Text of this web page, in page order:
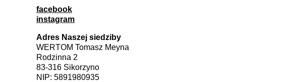
facebook
instagram
Adres Naszej siedziby
WERTOM Tomasz Meyna
Rodzinna 2
83-316 Sikorzyno
NIP: 5891980935